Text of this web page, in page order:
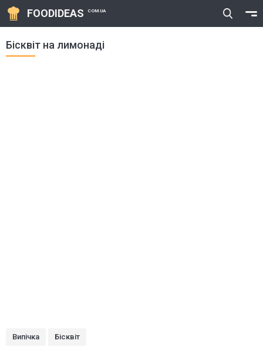
FOODIDEAS COM.UA
Бісквіт на лимонаді
Випічка Бісквіт